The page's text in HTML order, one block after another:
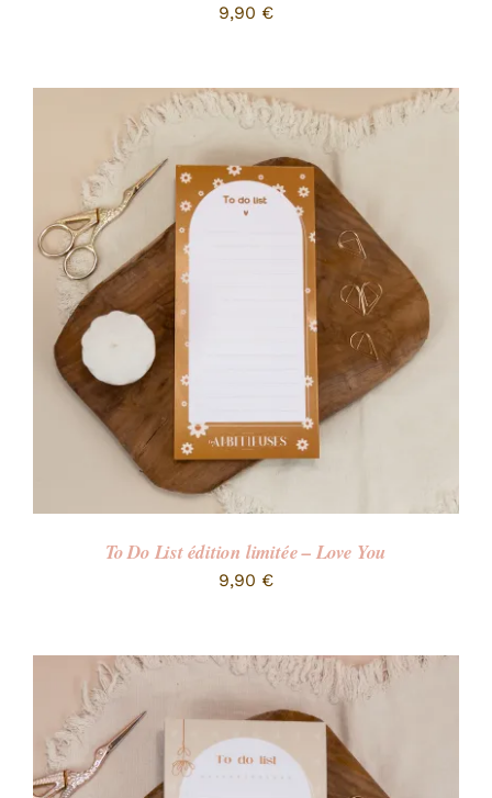
9,90 €
To Do List édition limitée – Love You
9,90 €